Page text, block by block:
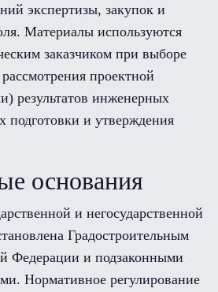
экспертизы, закупок и
Материалы используются
заказчиком при выборе
проектной
результатов инженерных
подготовки и утверждения
основания
и негосударственной
Градостроительным
Федерации и подзаконными
Нормативное регулирование